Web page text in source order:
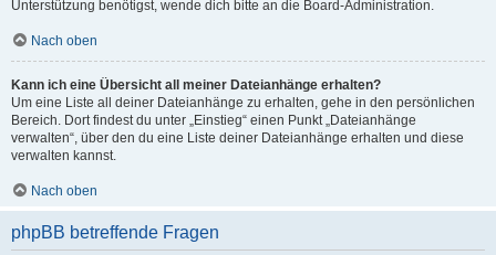
Unterstützung benötigst, wende dich bitte an die Board-Administration.
Nach oben
Kann ich eine Übersicht all meiner Dateianhänge erhalten?
Um eine Liste all deiner Dateianhänge zu erhalten, gehe in den persönlichen
Bereich. Dort findest du unter „Einstieg“ einen Punkt „Dateianhänge
verwalten“, über den du eine Liste deiner Dateianhänge erhalten und diese
verwalten kannst.
Nach oben
phpBB betreffende Fragen